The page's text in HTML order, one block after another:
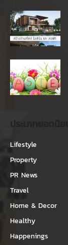
Lifestyle
Property
PR News
Travel
Home & Decor
Healthy
Happenings